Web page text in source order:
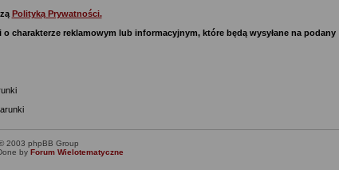
Polityką Prywatności.
reklamowym lub informacyjnym, które będą wysyłane na podany
2003 phpBB Group
by Forum Wielotematyczne